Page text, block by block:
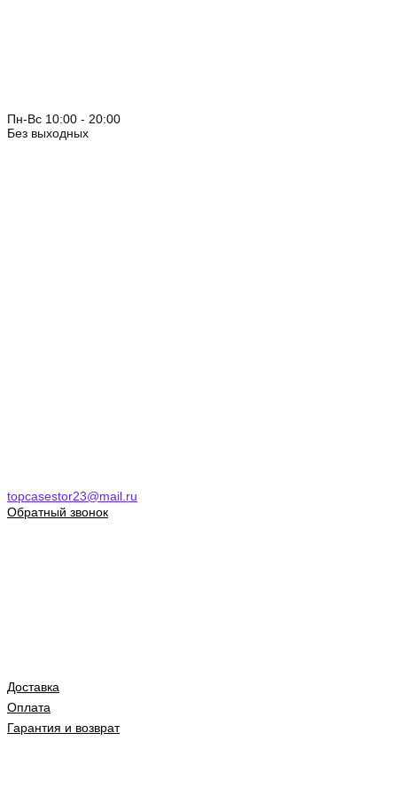
Пн-Вс 10:00 - 20:00
Без выходных
topcasestor23@mail.ru
Обратный звонок
Доставка
Оплата
Гарантия и возврат